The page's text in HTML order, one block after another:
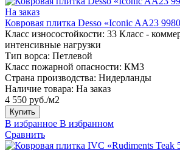
На заказ
Ковровая плитка Desso «Iconic AA23
Класс износостойкости: 33 Класс -
интенсивные нагрузки
Тип ворса: Петлевой
Класс пожарной опасности: КМ3
Страна производства: Нидерланды
Наличие товара: На заказ
4 550 руб./м2
Купить
В избранное В избранном
Сравнить